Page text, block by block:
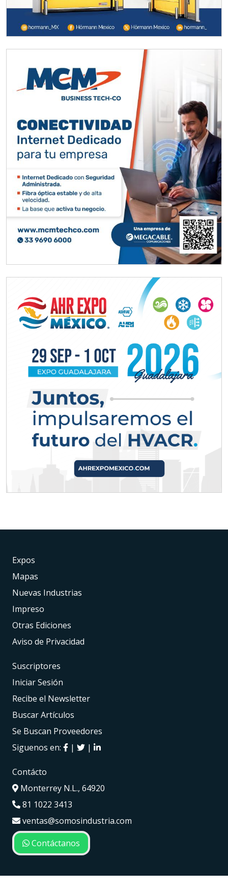
Expos
Mapas
Nuevas Industrias
Impreso
Otras Ediciones
Aviso de Privacidad
Suscriptores
Iniciar Sesión
Recibe el Newsletter
Buscar Artículos
Se Buscan Proveedores
Siguenos en:
| |
Contácto
Monterrey N.L., 64920
81 1022 3413
ventas@somosindustria.com
Contáctanos